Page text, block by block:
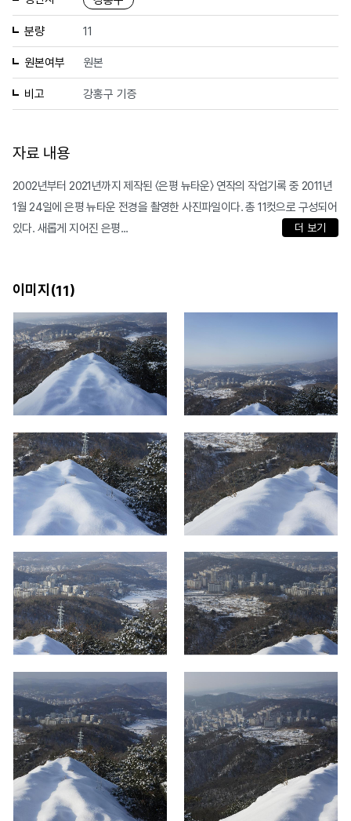
분량 11
원본여부 원본
비고 강홍구 기증
자료 내용
2002년부터 2021년까지 제작된 〈은평 뉴타운〉 연작의 작업기록 중 2011년
1월 24일에 은평 뉴타운 전경을 촬영한 사진파일이다. 총 11컷으로 구성되어
있다. 새롭게 지어진 은평...
더 보기
이미지(11)